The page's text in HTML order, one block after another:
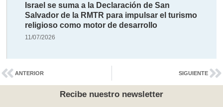
Israel se suma a la Declaración de San
Salvador de la RMTR para impulsar el turismo
religioso como motor de desarrollo
11/07/2026
ANTERIOR SIGUIENTE
Recibe nuestro newsletter